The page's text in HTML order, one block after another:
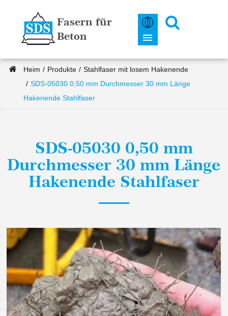
Fasern für
Beton
Heim Produkte
Stahlfaser mit losem Hakenende
SDS-05030 0,50 mm Durchmesser 30 mm Länge
Hakenende Stahlfaser
SDS-05030 0,50 mm
Durchmesser 30 mm Länge
Hakenende Stahlfaser